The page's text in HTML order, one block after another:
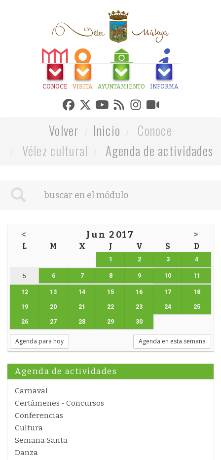
CONOCE VISITA AYUNTAMIENTO INFORMA
Volver Inicio
Conoce
Vélez cultural
Agenda de actividades
< Jun 2017 >
L M X J V S D
1 2 3 4
5 6 7 8 9 10 11
12 13 14 15 16 17 18
19 20 21 22 23 24 25
26 27 28 29 30
Agenda para hoy Agenda en esta semana
Agenda de actividades
Carnaval
Certámenes - Concursos
Conferencias
Cultura
Semana Santa
Danza